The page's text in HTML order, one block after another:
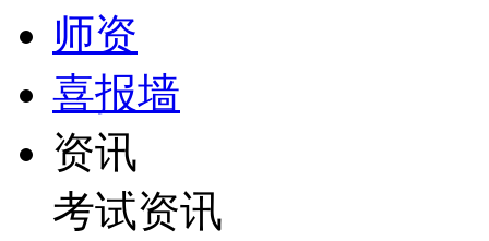
师资
喜报墙
资讯
考试资讯